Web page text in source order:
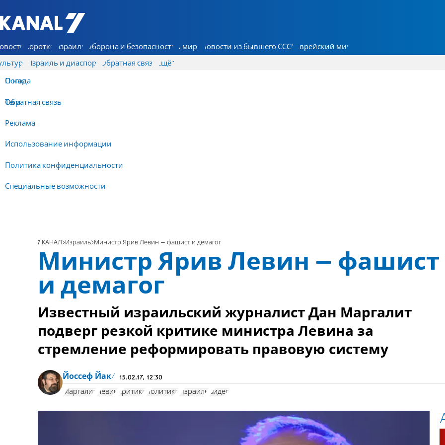
7 КАНАЛ - Аруц Шева
Коротко Израиль Оборона и безопасность В мире Новости из бывшего СССР Еврейский мир
Израиль и диаспора Обратная связь
О нас
Обратная связь
Реклама
Использование информации
Политика конфиденциальности
Специальные возможности
Ещё
Погода
Теги
7 КАНАЛ Израиль Министр Ярив Левин – фашист и демагог
Министр Ярив Левин – фашист
и демагог
Известный израильский журналист Дан Маргалит
подверг резкой критике министра Левина за
стремление реформировать правовую систему
Йоссеф Йак 15.02.17, 12:30
Маргалит Левин критика политика Израиль видео